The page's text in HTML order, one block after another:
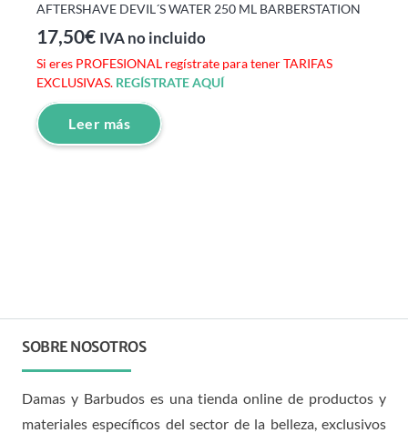
AFTERSHAVE DEVIL´S WATER 250 ML BARBERSTATION
17,50€ IVA no incluido
Si eres PROFESIONAL regístrate para tener TARIFAS
EXCLUSIVAS. REGÍSTRATE AQUÍ
Leer más
SOBRE NOSOTROS
Damas y Barbudos es una tienda online de productos y
materiales específicos del sector de la belleza, exclusivos